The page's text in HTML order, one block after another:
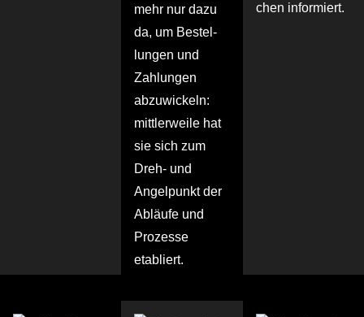
mehr nur dazu
da, um Bestel­
lungen und
Zahlungen
abzuwi­ckeln:
mittler­weile hat
sie sich zum
Dreh- und
Angel­punkt der
Abläufe und
Prozesse
etabliert.
chen informiert.